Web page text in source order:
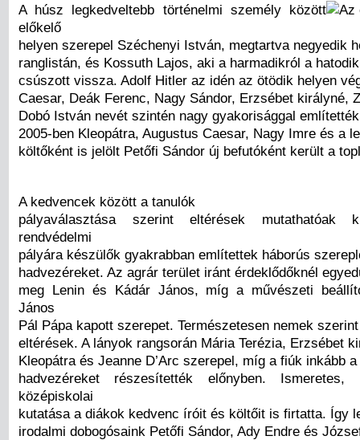
A húsz legkedveltebb történelmi személy között
előkelő
helyen szerepel Széchenyi István, megtartva negyedik
ranglistán, és Kossuth Lajos, aki a harmadikról a
csúszott vissza. Adolf Hitler az idén az ötödik helyen
Caesar, Deák Ferenc, Nagy Sándor, Erzsébet királyné,
Dobó István nevét szintén nagy gyakorisággal
2005-ben Kleopátra, Augustus Caesar, Nagy Imre és a
költőként is jelölt Petőfi Sándor új befutóként került a
A kedvencek között a tanulók
pályaválasztása szerint eltérések
rendvédelmi
pályára készülők gyakrabban említettek háborús
hadvezéreket. Az agrár terület iránt érdeklődőknél
meg Lenin és Kádár János, míg a művészeti
János
Pál Pápa kapott szerepet. Természetesen nemek
eltérések. A lányok rangsorán Mária Terézia, Erzsébet
Kleopátra és Jeanne D’Arc szerepel, míg a fiúk inkább
hadvezéreket részesítették előnyben.
középiskolai
kutatása a diákok kedvenc íróit és költőit is firtatta. Így
irodalmi dobogósaink Petőfi Sándor, Ady Endre és